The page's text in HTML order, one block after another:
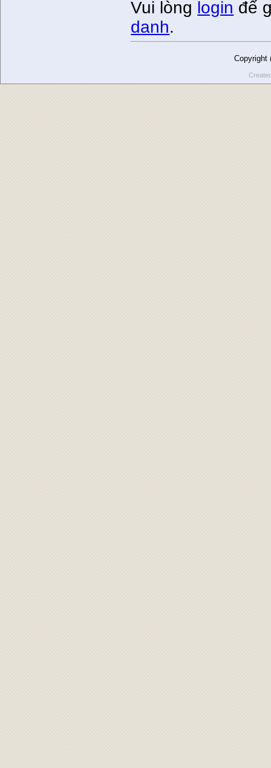
Vui lòng login để
danh.
Copyright